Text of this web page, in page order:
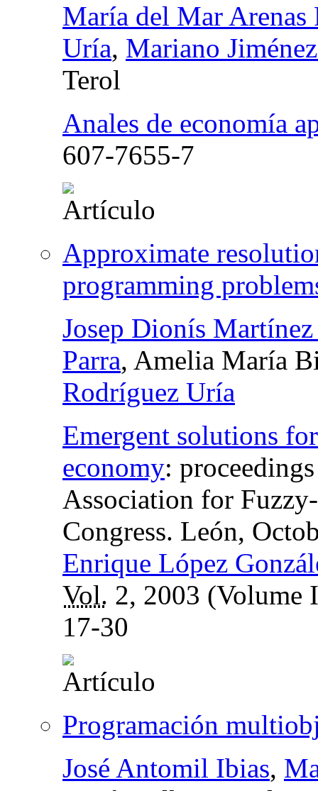
María del Mar Arenas
Uría, Mariano
Terol
Anales de economía
607-7655-7
Approximate
programming
Josep Dionís
Parra, Amelia María
Rodríguez Uría
Emergent solutions
economy:
Association for
Congress. León,
Enrique López
Vol. 2, 2003
17-30
Programación
José Antomil Ibias,